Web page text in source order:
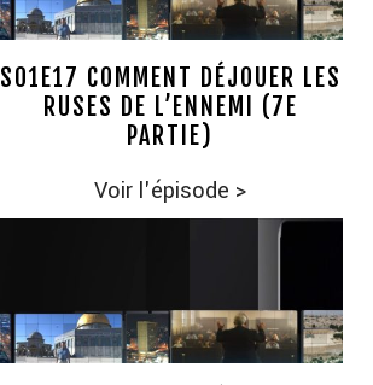
S01E17 COMMENT DÉJOUER LES
RUSES DE L’ENNEMI (7E
PARTIE)
Voir l'épisode >